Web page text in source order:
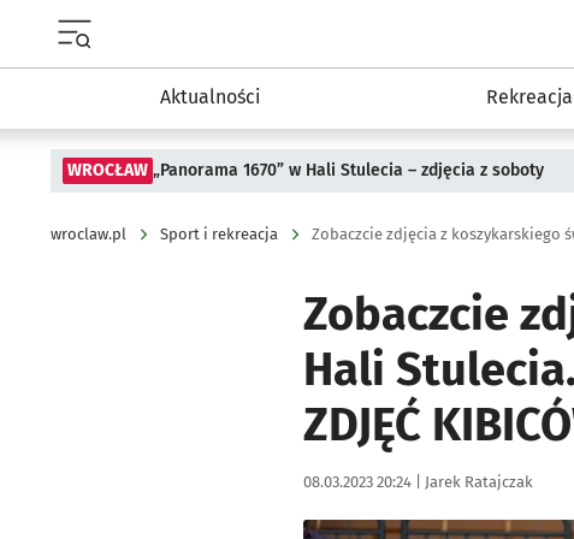
Aktualności Rekreacja
WROCŁAW „Panorama 1670” w Hali Stulecia – zdjęcia z soboty
wroclaw.pl Sport i rekreacja
Zobaczcie
Hali
ZDJĘĆ
Data publikacji:
08.03.2023 20:24 | Autor:
Jarek Ratajczak
Kliknij, aby zobaczyć galerię